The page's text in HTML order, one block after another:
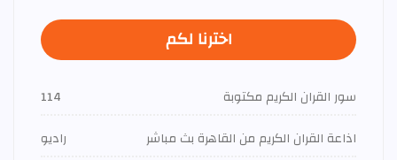
اخترنا لكم
سور القران الكريم مكتوبة
114
اذاعة القران الكريم من القاهرة بث مباشر
راديو